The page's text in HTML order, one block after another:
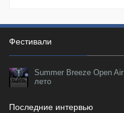
Фестивали
Summer Breeze Open
лето
Последние интервью